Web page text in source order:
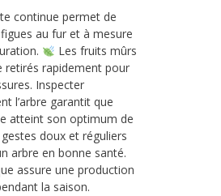
continue permet de
au fur et à mesure
Les fruits mûrs
retirés rapidement pour
Inspecter
l’arbre garantit que
atteint son optimum de
doux et réguliers
arbre en bonne santé.
assure une production
la saison.